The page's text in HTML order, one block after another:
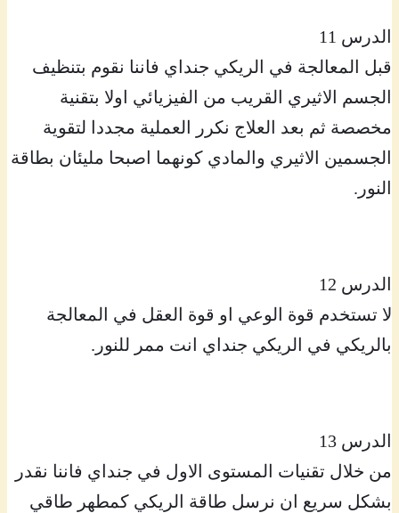
الدرس 11
قبل المعالجة في الريكي جنداي فاننا نقوم بتنظيف
الجسم الاثيري القريب من الفيزيائي اولا بتقنية
مخصصة ثم بعد العلاج نكرر العملية مجددا لتقوية
الجسمين الاثيري والمادي كونهما اصبحا مليئان بطاقة
النور.
الدرس 12
لا تستخدم قوة الوعي او قوة العقل في المعالجة
بالريكي في الريكي جنداي انت ممر للنور.
الدرس 13
من خلال تقنيات المستوى الاول في جنداي فاننا نقدر
بشكل سريع ان نرسل طاقة الريكي كمطهر طاقي